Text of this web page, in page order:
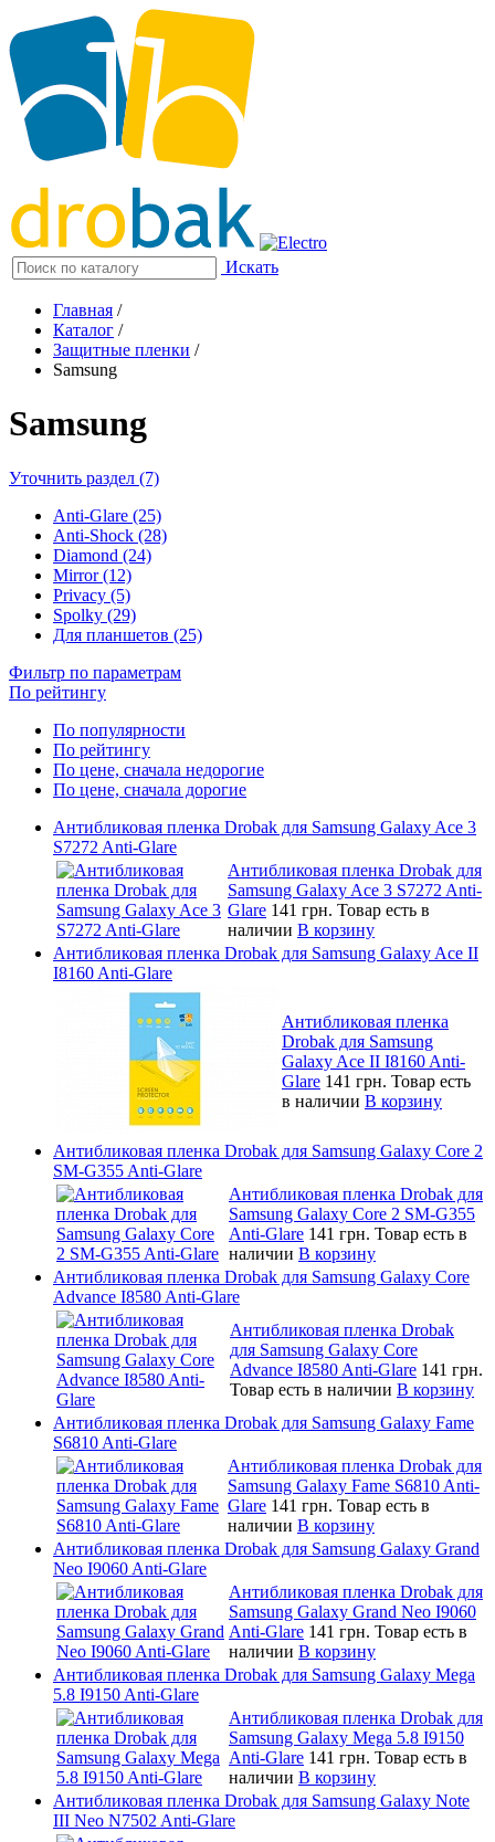
Искать
Главная /
Каталог /
Защитные пленки /
Samsung
Samsung
Уточнить раздел (7)
Anti-Glare (25)
Anti-Shock (28)
Diamond (24)
Mirror (12)
Privacy (5)
Spolky (29)
Для планшетов (25)
Фильтр по параметрам
По рейтингу
По популярности
По рейтингу
По цене, сначала недорогие
По цене, сначала дорогие
Антибликовая пленка Drobak для Samsung Galaxy Ace 3
S7272 Anti-Glare
Антибликовая пленка Drobak для
Samsung Galaxy Ace 3 S7272 Anti-
Glare 141 грн. Товар есть в
наличии В корзину
Антибликовая пленка Drobak для Samsung Galaxy Ace II
I8160 Anti-Glare
Антибликовая пленка
Drobak для Samsung
Galaxy Ace II I8160 Anti-
Glare 141 грн. Товар есть
в наличии В корзину
Антибликовая пленка Drobak для Samsung Galaxy Core 2
SM-G355 Anti-Glare
Антибликовая пленка Drobak для
Samsung Galaxy Core 2 SM-G355
Anti-Glare 141 грн. Товар есть в
наличии В корзину
Антибликовая пленка Drobak для Samsung Galaxy Core
Advance I8580 Anti-Glare
Антибликовая пленка Drobak
для Samsung Galaxy Core
Advance I8580 Anti-Glare 141 грн.
Товар есть в наличии В корзину
Антибликовая пленка Drobak для Samsung Galaxy Fame
S6810 Anti-Glare
Антибликовая пленка Drobak для
Samsung Galaxy Fame S6810 Anti-
Glare 141 грн. Товар есть в
наличии В корзину
Антибликовая пленка Drobak для Samsung Galaxy Grand
Neo I9060 Anti-Glare
Антибликовая пленка Drobak для
Samsung Galaxy Grand Neo I9060
Anti-Glare 141 грн. Товар есть в
наличии В корзину
Антибликовая пленка Drobak для Samsung Galaxy Mega
5.8 I9150 Anti-Glare
Антибликовая пленка Drobak для
Samsung Galaxy Mega 5.8 I9150
Anti-Glare 141 грн. Товар есть в
наличии В корзину
Антибликовая пленка Drobak для Samsung Galaxy Note
III Neo N7502 Anti-Glare